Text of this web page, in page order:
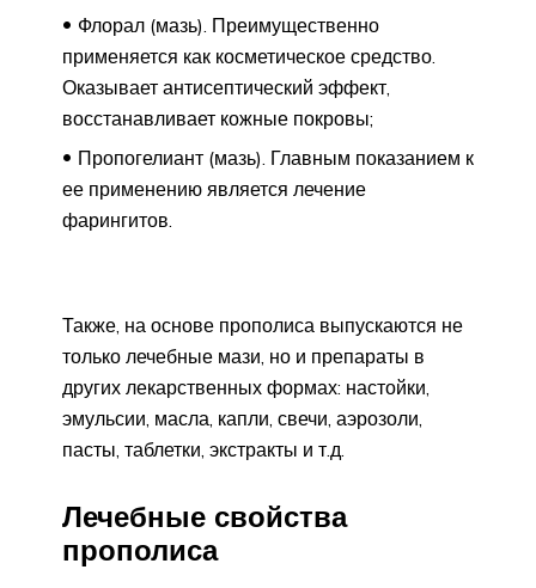
Флорал (мазь). Преимущественно
применяется как косметическое средство.
Оказывает антисептический эффект,
восстанавливает кожные покровы;
Пропогелиант (мазь). Главным показанием к
ее применению является лечение
фарингитов.
Также, на основе прополиса выпускаются не
только лечебные мази, но и препараты в
других лекарственных формах: настойки,
эмульсии, масла, капли, свечи, аэрозоли,
пасты, таблетки, экстракты и т.д.
Лечебные свойства
прополиса